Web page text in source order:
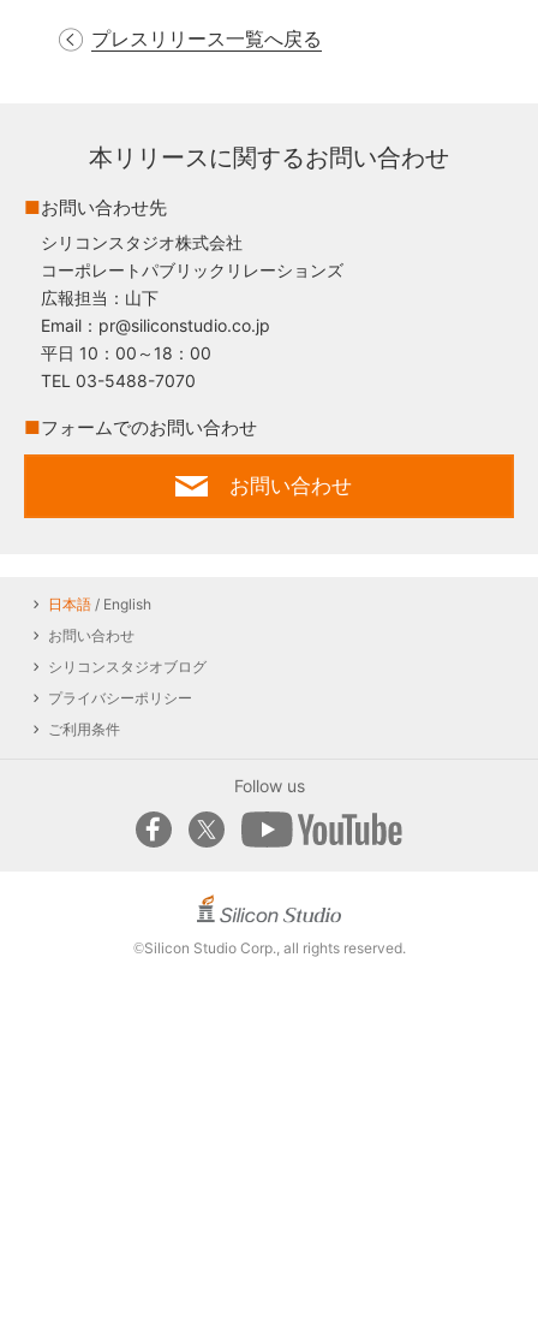
プレスリリース一覧へ戻る
本リリースに関するお問い合わせ
■お問い合わせ先
シリコンスタジオ株式会社
コーポレートパブリックリレーションズ
広報担当：山下
Email：pr@siliconstudio.co.jp
平日 10：00～18：00
TEL 03-5488-7070
■フォームでのお問い合わせ
お問い合わせ
日本語 / English
お問い合わせ
シリコンスタジオブログ
プライバシーポリシー
ご利用条件
Follow us
©Silicon Studio Corp., all rights reserved.